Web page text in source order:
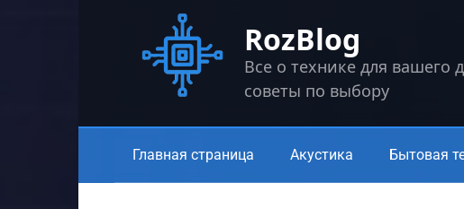
RozBlog
Все о технике для вашего
советы по выбору
Главная страница Акустика Бытовая